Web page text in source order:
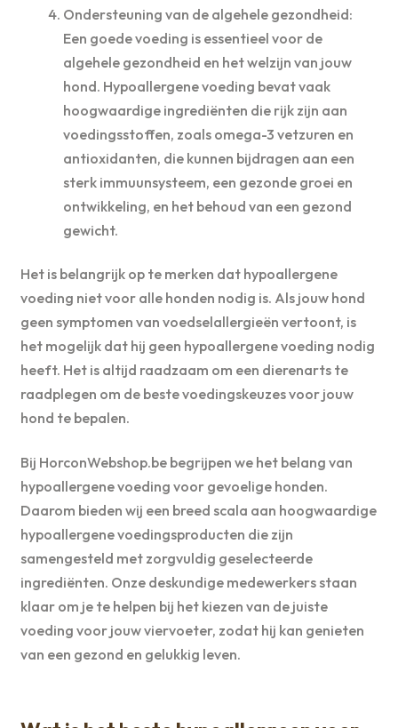
Ondersteuning van de algehele gezondheid:
Een goede voeding is essentieel voor de
algehele gezondheid en het welzijn van jouw
hond. Hypoallergene voeding bevat vaak
hoogwaardige ingrediënten die rijk zijn aan
voedingsstoffen, zoals omega-3 vetzuren en
antioxidanten, die kunnen bijdragen aan een
sterk immuunsysteem, een gezonde groei en
ontwikkeling, en het behoud van een gezond
gewicht.
Het is belangrijk op te merken dat hypoallergene
voeding niet voor alle honden nodig is. Als jouw hond
geen symptomen van voedselallergieën vertoont, is
het mogelijk dat hij geen hypoallergene voeding nodig
heeft. Het is altijd raadzaam om een dierenarts te
raadplegen om de beste voedingskeuzes voor jouw
hond te bepalen.
Bij HorconWebshop.be begrijpen we het belang van
hypoallergene voeding voor gevoelige honden.
Daarom bieden wij een breed scala aan hoogwaardige
hypoallergene voedingsproducten die zijn
samengesteld met zorgvuldig geselecteerde
ingrediënten. Onze deskundige medewerkers staan
klaar om je te helpen bij het kiezen van de juiste
voeding voor jouw viervoeter, zodat hij kan genieten
van een gezond en gelukkig leven.